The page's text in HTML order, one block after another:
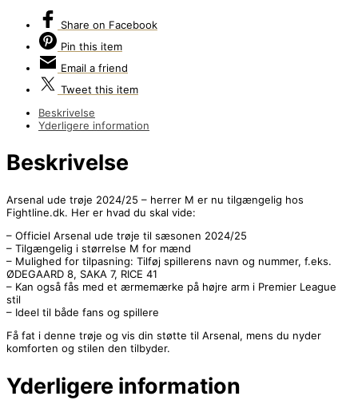
Share on Facebook
Pin this item
Email a friend
Tweet this item
Beskrivelse
Yderligere information
Beskrivelse
Arsenal ude trøje 2024/25 – herrer M er nu tilgængelig hos
Fightline.dk. Her er hvad du skal vide:
– Officiel Arsenal ude trøje til sæsonen 2024/25
– Tilgængelig i størrelse M for mænd
– Mulighed for tilpasning: Tilføj spillerens navn og nummer, f.eks.
ØDEGAARD 8, SAKA 7, RICE 41
– Kan også fås med et ærmemærke på højre arm i Premier League
stil
– Ideel til både fans og spillere
Få fat i denne trøje og vis din støtte til Arsenal, mens du nyder
komforten og stilen den tilbyder.
Yderligere information